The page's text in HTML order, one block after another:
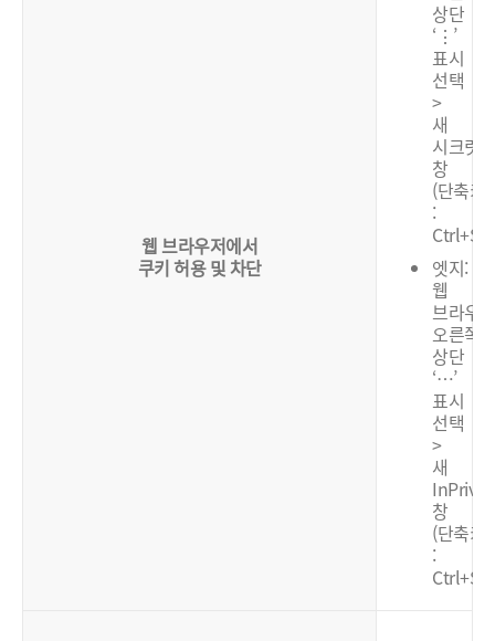
웹 브라우저에서
쿠키 허용 및 차단
상단
‘⋮’
표시
선택
>
새
시크릿
창
(단축키
:
엣지:
웹
브라우저
오른쪽
상단
‘…’
표시
선택
>
새
창
(단축키
: